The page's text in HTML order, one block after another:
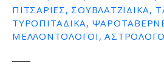
ΠΙΤΣΑΡΊΕΣ, ΣΟΥΒΛΑΤΖΊΔΙΚΑ,
ΤΥΡΟΠΙΤΆΔΙΚΑ,
ΜΕΛΛΟΝΤΟΛΟΓΟΙ,